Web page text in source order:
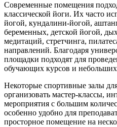
Современные помещения
классической йоги. Их часто
йогой, кундалини-йогой,
беременных, детской йогой,
медитаций, стретчинга,
направлений. Благодаря
площадки подходят для
обучающих курсов и небольших
Некоторые спортивные залы
организовать мастер-классы,
мероприятия с большим
особенно удобно для
просторное помещение на